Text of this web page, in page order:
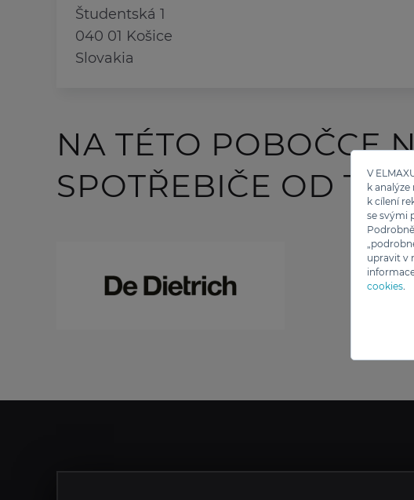
V
k
k cílení
se svými
upravit v
cookies.
Študentská 1
040 01 Košice
Slovakia
NA TÉTO POBOČCE
SPOTŘEBIČE OD